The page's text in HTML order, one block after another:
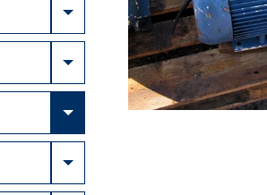
Toggle Dropdown
Toggle Dropdown
Toggle Dropdown
Toggle Dropdown